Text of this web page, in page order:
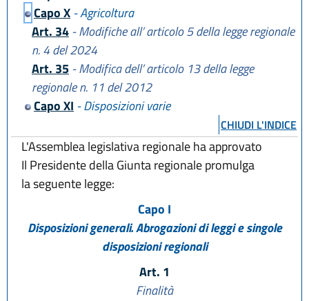
Capo X- Agricoltura
Art. 34 - Modifiche all’ articolo 5 della legge regionale
n. 4 del 2024
Art. 35 - Modifica dell’ articolo 13 della legge
regionale n. 11 del 2012
Capo XI - Disposizioni varie
CHIUDI L'INDICE
L'Assemblea legislativa regionale ha approvato
Il Presidente della Giunta regionale promulga
la seguente legge:
Capo I
Disposizioni generali. Abrogazioni di leggi e singole
disposizioni regionali
Art. 1
Finalità